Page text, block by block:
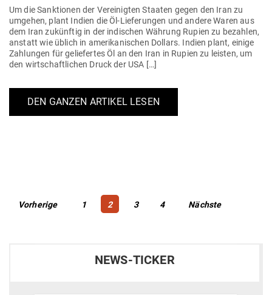
Um die Sank­tionen der Ver­ei­nigten Staaten gegen den Iran zu
umgehen, plant Indien die Öl-Lie­­fe­rungen und andere Waren aus
dem Iran zukünftig in der indi­schen Währung Rupien zu bezahlen,
anstatt wie üblich in ame­ri­ka­ni­schen Dollars. Indien plant, einige
Zah­lungen für gelie­fertes Öl an den Iran in Rupien zu leisten, um
den wirt­schaft­lichen Druck der USA […]
DEN GANZEN ARTIKEL LESEN
Beitragsnavigation
Vorherige Page
1 Page
2 Page
3 Page
4 Nächste
NEWS-TICKER